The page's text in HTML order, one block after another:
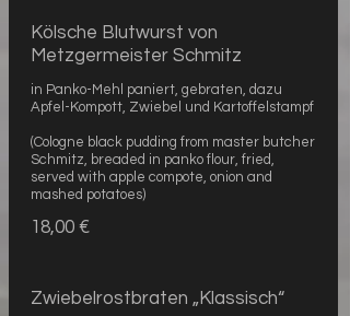
Kölsche Blutwurst von
Metzgermeister Schmitz
in Panko-Mehl paniert, gebraten, dazu
Apfel-Kompott, Zwiebel und Kartoffelstampf
(Cologne black pudding from master butcher
Schmitz, breaded in panko flour, fried,
served with apple compote, onion and
mashed potatoes)
18,00 €
Zwiebelrostbraten „Klassisch“